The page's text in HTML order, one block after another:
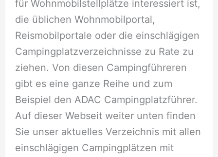
für Wohnmobilstellplätze interessiert ist,
die üblichen Wohnmobilportal,
Reismobilportale oder die einschlägigen
Campingplatzverzeichnisse zu Rate zu
ziehen. Von diesen Campingführeren
gibt es eine ganze Reihe und zum
Beispiel den ADAC Campingplatzführer.
Auf dieser Webseit weiter unten finden
Sie unser aktuelles Verzeichnis mit allen
einschlägigen Campingplätzen mit